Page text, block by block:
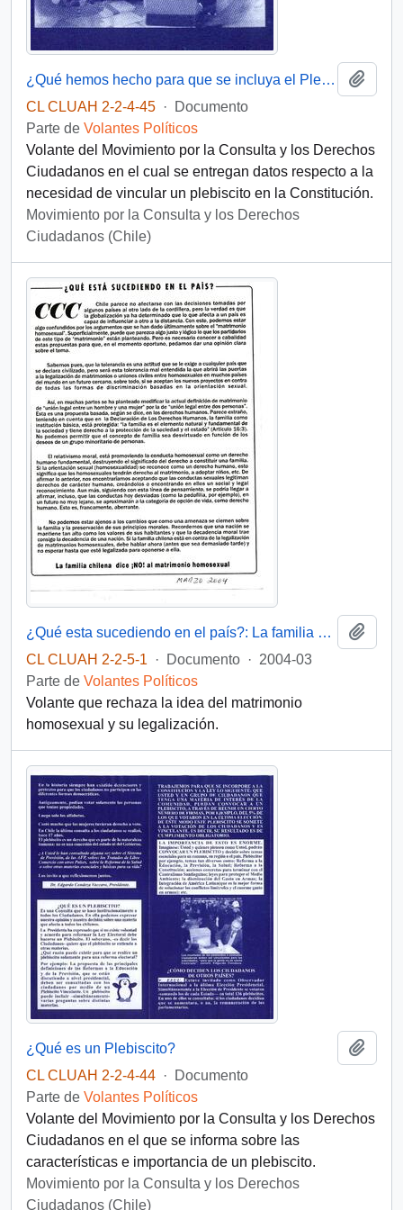
¿Qué hemos hecho para que se incluya el Plebiscito en la Constitución?
CL CLUAH 2-2-4-45 ·
Documento
Parte de Volantes Políticos
Volante del Movimiento por la Consulta y los Derechos
Ciudadanos en el cual se entregan datos respecto a la
necesidad de vincular un plebiscito en la Constitución.
Movimiento por la Consulta y los Derechos
Ciudadanos (Chile)
¿Qué esta sucediendo en el país?: La familia chilena dice ¡NO! al maltrato homosexual
CL CLUAH 2-2-5-1
· Documento · 2004-03
Parte de Volantes Políticos
Volante que rechaza la idea del matrimonio
homosexual y su legalización.
¿Qué es un Plebiscito?
CL CLUAH 2-2-4-44 ·
Documento
Parte de Volantes Políticos
Volante del Movimiento por la Consulta y los Derechos
Ciudadanos en el que se informa sobre las
características e importancia de un plebiscito.
Movimiento por la Consulta y los Derechos
Ciudadanos (Chile)